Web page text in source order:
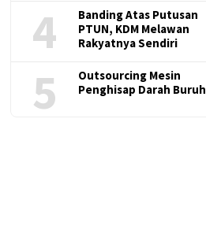
4
Banding Atas Putusan
PTUN, KDM Melawan
Rakyatnya Sendiri
5
Outsourcing Mesin
Penghisap Darah Buruh